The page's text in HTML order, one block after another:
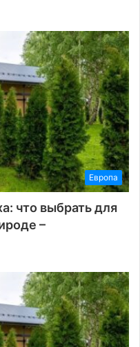
Европа
что выбрать для
–